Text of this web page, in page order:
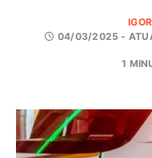
04/03/2025 -
1